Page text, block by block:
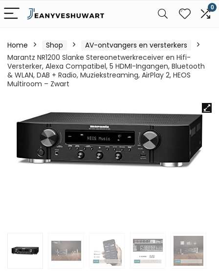
0
Home Shop
AV-ontvangers en versterkers
Marantz NR1200 Slanke Stereonetwerkreceiver en Hifi-
Versterker, Alexa Compatibel, 5 HDMI-Ingangen, Bluetooth
& WLAN, DAB + Radio, Muziekstreaming, AirPlay 2, HEOS
Multiroom – Zwart